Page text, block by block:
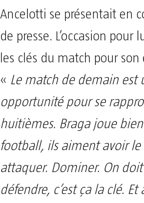
Ancelotti se présentait en
de presse. L’occasion pour
les clés du match pour son
« Le match de demain est
opportunité pour se
huitièmes. Braga joue
football, ils aiment avoir
attaquer. Dominer. On
défendre, c’est ça la clé.